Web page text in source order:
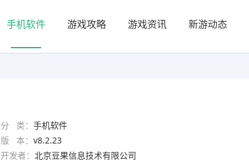
手机软件 游戏攻略 游戏资讯 新游动态
分 类： 手机软件
版 本： v8.2.23
开发者： 北京豆果信息技术有限公司